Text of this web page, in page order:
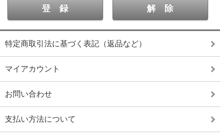
特定商取引法に基づく表記（返品など）
マイアカウント
お問い合わせ
支払い方法について